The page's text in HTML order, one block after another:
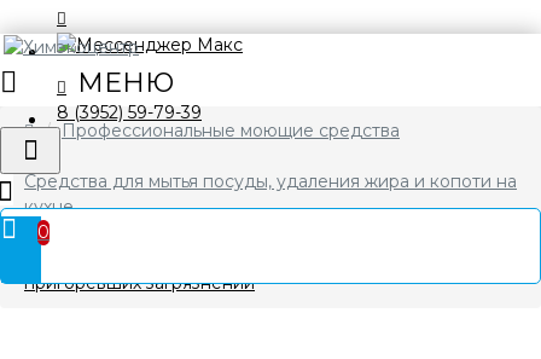
8 (3952) 59-79-39
0
Профессиональные моющие средства
Средства для мытья посуды, удаления жира и копоти на
кухне
пригоревших загрязнений